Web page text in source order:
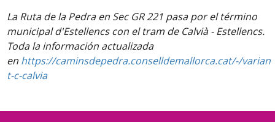
La Ruta de la Pedra en Sec GR 221 pasa por el término
municipal d'Estellencs con el tram de Calvià - Estellencs.
Toda la información actualizada
en https://caminsdepedra.conselldemallorca.cat/-/varian
t-c-calvia